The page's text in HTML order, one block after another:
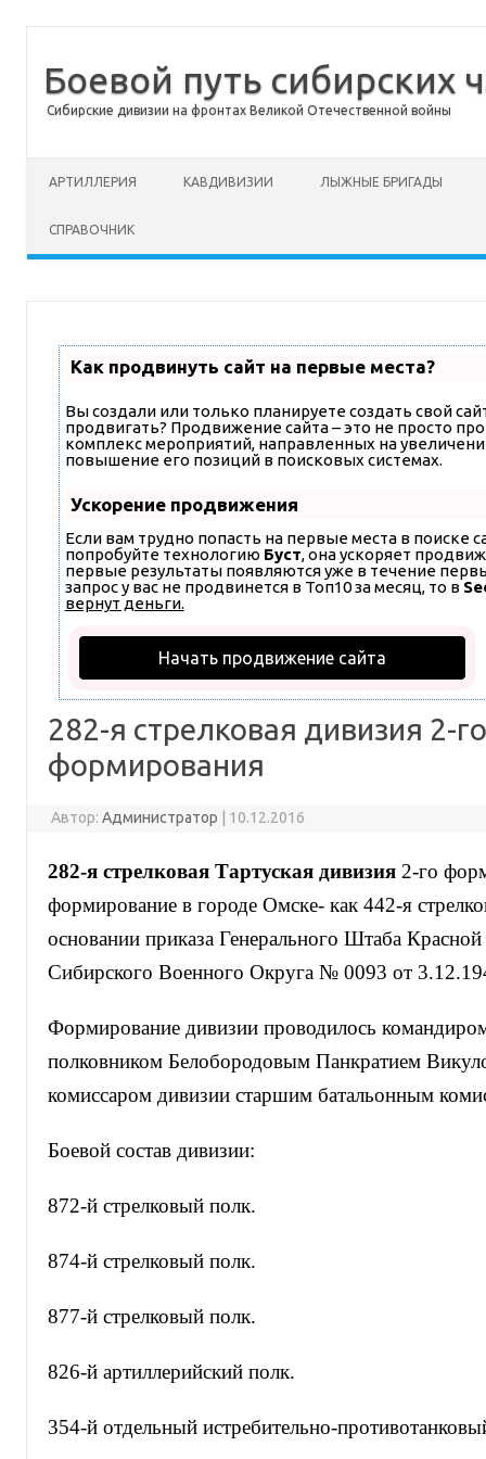
Боевой путь сибирских
Сибирские дивизии на фронтах Великой Отечественной войны
АРТИЛЛЕРИЯ КАВДИВИЗИИ ЛЫЖНЫЕ БРИГАДЫ
СПРАВОЧНИК
Как продвинуть сайт на первые места?
Вы создали или только планируете создать свой
продвигать? Продвижение сайта – это не просто
комплекс мероприятий, направленных на
повышение его позиций в поисковых системах.
Ускорение продвижения
Если вам трудно попасть на первые места в поиске
попробуйте технологию Буст, она ускоряет
первые результаты появляются уже в течение
запрос у вас не продвинется в Топ10 за месяц, то в
вернут деньги.
Начать продвижение сайта
282-я стрелковая дивизия 2-го
формирования
Автор:Администратор 10.12.2016
282-я стрелковая Тартуская дивизия2-го
формирование в городе Омске- как 442-я
основании приказа Генерального Штаба
Сибирского Военного Округа № 0093 от
Формирование дивизии проводилось
полковником Белобородовым Панкратием
комиссаром дивизии старшим батальонным
Боевой состав дивизии:
872-й стрелковый полк.
874-й стрелковый полк.
877-й стрелковый полк.
826-й артиллерийский полк.
354-й отдельный истребительно-